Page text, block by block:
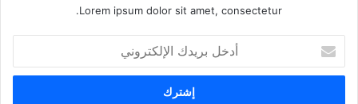
Lorem ipsum dolor sit amet, consectetur.
بريدك
الإلكتروني